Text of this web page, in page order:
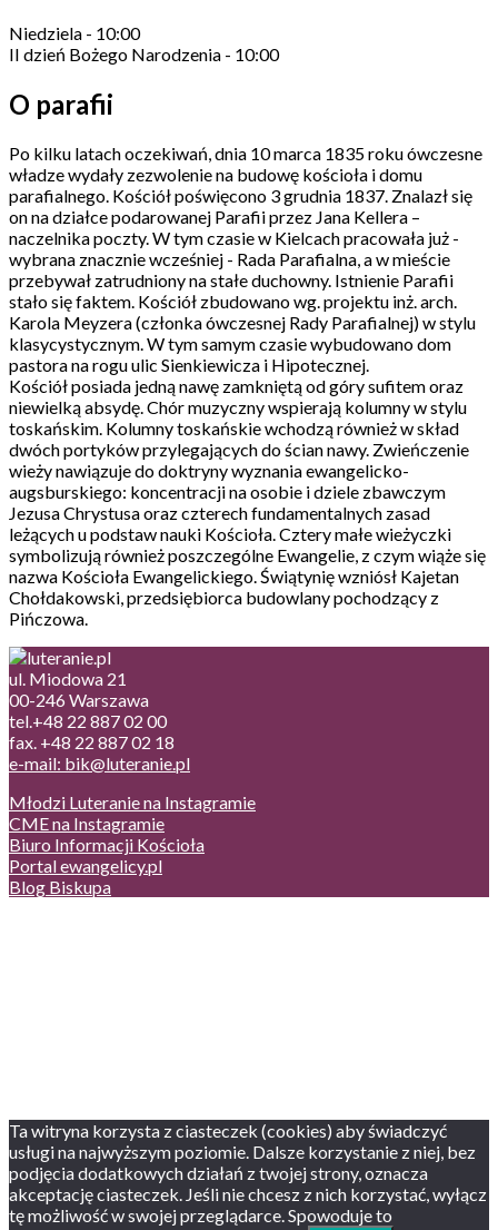
Niedziela - 10:00
II dzień Bożego Narodzenia - 10:00
O parafii
Po kilku latach oczekiwań, dnia 10 marca 1835 roku ówczesne
władze wydały zezwolenie na budowę kościoła i domu
parafialnego. Kościół poświęcono 3 grudnia 1837. Znalazł się
on na działce podarowanej Parafii przez Jana Kellera –
naczelnika poczty. W tym czasie w Kielcach pracowała już -
wybrana znacznie wcześniej - Rada Parafialna, a w mieście
przebywał zatrudniony na stałe duchowny. Istnienie Parafii
stało się faktem. Kościół zbudowano wg. projektu inż. arch.
Karola Meyzera (członka ówczesnej Rady Parafialnej) w stylu
klasycystycznym. W tym samym czasie wybudowano dom
pastora na rogu ulic Sienkiewicza i Hipotecznej.
Kościół posiada jedną nawę zamkniętą od góry sufitem oraz
niewielką absydę. Chór muzyczny wspierają kolumny w stylu
toskańskim. Kolumny toskańskie wchodzą również w skład
dwóch portyków przylegających do ścian nawy. Zwieńczenie
wieży nawiązuje do doktryny wyznania ewangelicko-
augsburskiego: koncentracji na osobie i dziele zbawczym
Jezusa Chrystusa oraz czterech fundamentalnych zasad
leżących u podstaw nauki Kościoła. Cztery małe wieżyczki
symbolizują również poszczególne Ewangelie, z czym wiąże się
nazwa Kościoła Ewangelickiego. Świątynię wzniósł Kajetan
Chołdakowski, przedsiębiorca budowlany pochodzący z
Pińczowa.
ul. Miodowa 21
00-246 Warszawa
tel.+48 22 887 02 00
fax. +48 22 887 02 18
e-mail: bik@luteranie.pl
Młodzi Luteranie na Instagramie
CME na Instagramie
Biuro Informacji Kościoła
Portal ewangelicy.pl
Blog Biskupa
Ta witryna korzysta z ciasteczek (cookies) aby świadczyć
usługi na najwyższym poziomie. Dalsze korzystanie z niej, bez
podjęcia dodatkowych działań z twojej strony, oznacza
akceptację ciasteczek. Jeśli nie chcesz z nich korzystać, wyłącz
tę możliwość w swojej przeglądarce. Spowoduje to